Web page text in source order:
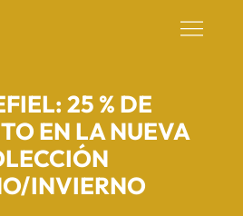
25 % DE
EN LA NUEVA
INVIERNO